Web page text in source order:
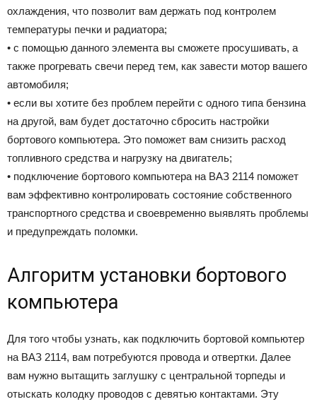
охлаждения, что позволит вам держать под контролем
температуры печки и радиатора;
• с помощью данного элемента вы сможете просушивать, а
также прогревать свечи перед тем, как завести мотор вашего
автомобиля;
• если вы хотите без проблем перейти с одного типа бензина
на другой, вам будет достаточно сбросить настройки
бортового компьютера. Это поможет вам снизить расход
топливного средства и нагрузку на двигатель;
• подключение бортового компьютера на ВАЗ 2114 поможет
вам эффективно контролировать состояние собственного
транспортного средства и своевременно выявлять проблемы
и предупреждать поломки.
Алгоритм установки бортового
компьютера
Для того чтобы узнать, как подключить бортовой компьютер
на ВАЗ 2114, вам потребуются провода и отвертки. Далее
вам нужно вытащить заглушку с центральной торпеды и
отыскать колодку проводов с девятью контактами. Эту